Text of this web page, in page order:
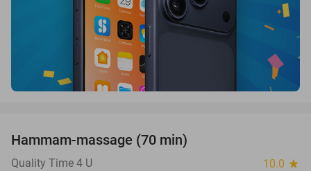
OUT
Hammam-massage (70 min)
Quality Time 4 U 10.0 star